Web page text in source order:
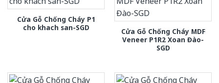
Cửa Gỗ Chống Cháy P1
cho khach san-SGD
Cửa Gỗ Chống Cháy MDF
Veneer P1R2 Xoan Đào-
SGD